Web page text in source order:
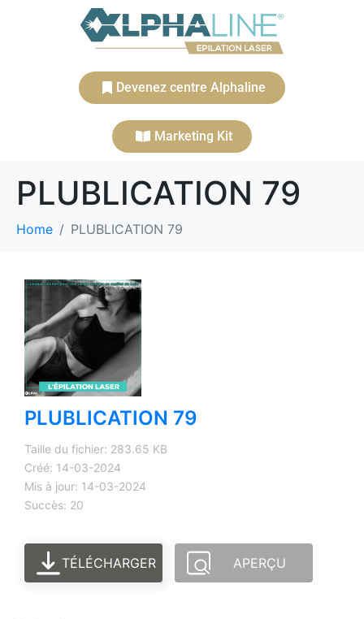
Devenez centre Alphaline
Marketing Kit
PLUBLICATION 79
Home PLUBLICATION 79
PLUBLICATION 79
Taille du fichier: 283.65 KB
Créé: 14-03-2024
Mis à jour: 14-03-2024
Succès: 20
TÉLÉCHARGER APERÇU